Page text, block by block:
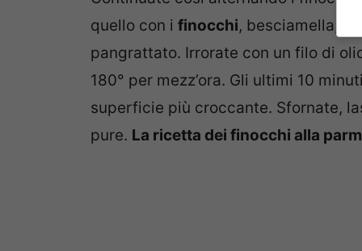
quello con i finocchi, besciamella,
pangrattato. Irrorate con un filo di
180° per mezz’ora. Gli ultimi 10
superficie più croccante. Sfornate,
pure. La ricetta dei finocchi alla